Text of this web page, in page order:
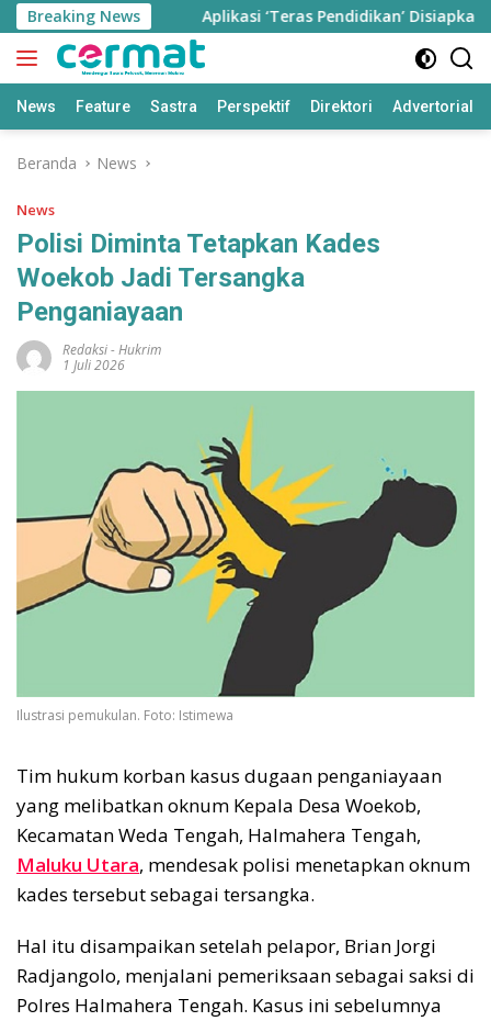
Langsung
ke
konten
Breaking News
Ribu Jiwa Aplikasi ‘Teras Pendidikan’ Disiapkan
News Feature Sastra Perspektif Direktori Advertorial
Beranda News
News
Polisi Diminta Tetapkan Kades
Woekob Jadi Tersangka
Penganiayaan
Redaksi-Hukrim
1 Juli 2026
Ilustrasi pemukulan. Foto: Istimewa
Tim hukum korban kasus dugaan penganiayaan
yang melibatkan oknum Kepala Desa Woekob,
Kecamatan Weda Tengah, Halmahera Tengah,
Maluku Utara, mendesak polisi menetapkan oknum
kades tersebut sebagai tersangka.
Hal itu disampaikan setelah pelapor, Brian Jorgi
Radjangolo, menjalani pemeriksaan sebagai saksi di
Polres Halmahera Tengah. Kasus ini sebelumnya